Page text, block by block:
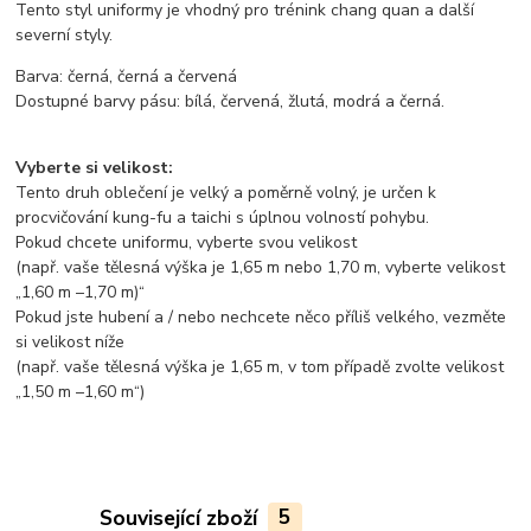
Tento styl uniformy je vhodný pro trénink chang quan a další
severní styly.
Barva: černá, černá a červená
Dostupné barvy pásu: bílá, červená, žlutá, modrá a černá.
Vyberte si velikost:
Tento druh oblečení je velký a poměrně volný, je určen k
procvičování kung-fu a taichi s úplnou volností pohybu.
Pokud chcete uniformu, vyberte svou velikost
(např. vaše tělesná výška je 1,65 m nebo 1,70 m, vyberte velikost
„1,60 m –1,70 m)“
Pokud jste hubení a / nebo nechcete něco příliš velkého, vezměte
si velikost níže
(např. vaše tělesná výška je 1,65 m, v tom případě zvolte velikost
„1,50 m –1,60 m“)
Související zboží 5